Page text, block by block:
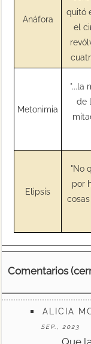
Anáfora
quitó
el
Metonimia
"...la
de
Elipsis
"No
por
Comentarios
ALICIA
SEP., 2023
Que